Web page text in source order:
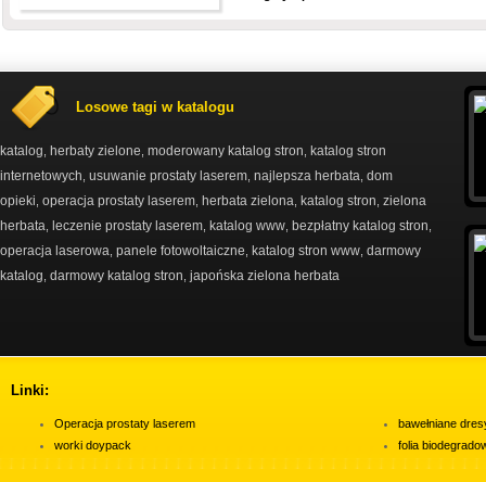
Losowe tagi w katalogu
katalog herbaty zielone moderowany katalog stron
katalog stron
internetowych usuwanie prostaty laserem najlepsza herbata dom
opieki operacja prostaty laserem herbata zielona katalog stron zielona
herbata
leczenie prostaty laserem katalog www bezpłatny katalog stron
operacja laserowa panele fotowoltaiczne katalog stron www darmowy
katalog darmowy katalog stron japońska zielona herbata
Linki:
Operacja prostaty laserem
worki doypack
bawełniane
folia